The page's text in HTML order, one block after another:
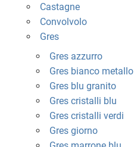
Castagne
Convolvolo
Gres
Gres azzurro
Gres bianco metallo
Gres blu granito
Gres cristalli blu
Gres cristalli verdi
Gres giorno